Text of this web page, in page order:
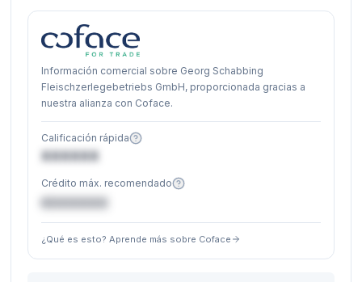
Información comercial sobre Georg Schabbing
Fleischzerlegebetriebs GmbH, proporcionada gracias a
nuestra alianza con Coface.
Calificación rápida
XXXXXX
Crédito máx. recomendado
€XXXXXX
¿Qué es esto? Aprende más sobre Coface